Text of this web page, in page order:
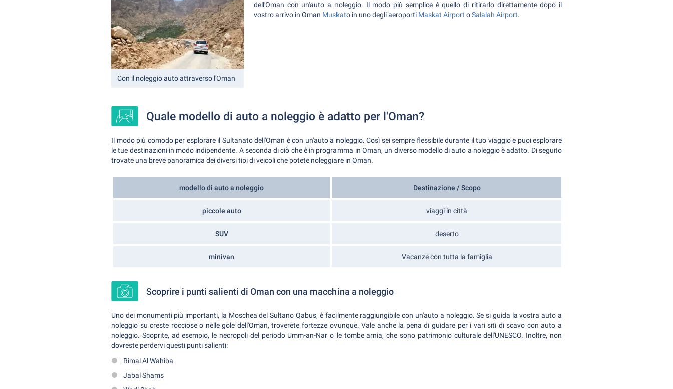
Con il noleggio auto attraverso l'Oman
dell'Oman con un'auto a noleggio. Il modo più semplice è quello di ritirarlo direttamente dopo il
vostro arrivo in Oman Muskato in uno degli aeroporti Maskat Airport oSalalah Airport.
Quale modello di auto a noleggio è adatto per l'Oman?
Il modo più comodo per esplorare il Sultanato dell'Oman è con un'auto a noleggio. Così sei sempre flessibile durante il tuo viaggio e puoi esplorare
le tue destinazioni in modo indipendente. A seconda di ciò che è in programma in Oman, un diverso modello di auto a noleggio è adatto. Di seguito
trovate una breve panoramica dei diversi tipi di veicoli che potete noleggiare in Oman.
modello di auto a noleggio Destinazione / Scopo
piccole auto viaggi in città
SUV deserto
minivan Vacanze con tutta la famiglia
Scoprire i punti salienti di Oman con una macchina a noleggio
Uno dei monumenti più importanti, la Moschea del Sultano Qabus, è facilmente raggiungibile con un'auto a noleggio. Se si guida la vostra auto a
noleggio su creste rocciose o nelle gole dell'Oman, troverete fortezze ovunque. Vale anche la pena di guidare per i vari siti di scavo con auto a
noleggio. Scoprite, ad esempio, le necropoli del periodo Umm-an-Nar o le tombe arnia, che sono patrimonio culturale dell'UNESCO. Inoltre, non
dovreste perdervi questi punti salienti:
Rimal Al Wahiba
Jabal Shams